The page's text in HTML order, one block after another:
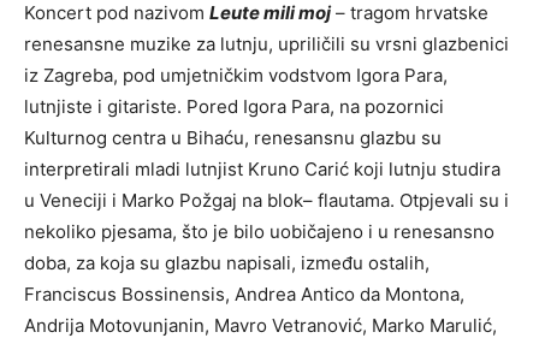
Koncert pod nazivom Leute mili moj– tragom hrvatske
renesansne muzike za lutnju, upriličili su vrsni glazbenici
iz Zagreba, pod umjetničkim vodstvom Igora Para,
lutnjiste i gitariste. Pored Igora Para, na pozornici
Kulturnog centra u Bihaću, renesansnu glazbu su
interpretirali mladi lutnjist Kruno Carić koji lutnju studira
u Veneciji i Marko Požgaj na blok– flautama. Otpjevali su i
nekoliko pjesama, što je bilo uobičajeno i u renesansno
doba, za koja su glazbu napisali, između ostalih,
Franciscus Bossinensis, Andrea Antico da Montona,
Andrija Motovunjanin, Mavro Vetranović, Marko Marulić,